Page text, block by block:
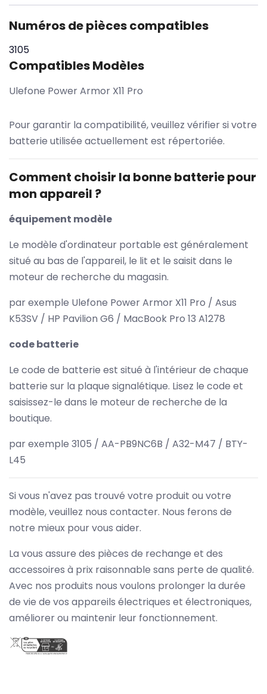
Numéros de pièces compatibles
3105
Compatibles Modèles
Ulefone Power Armor X11 Pro
Pour garantir la compatibilité, veuillez vérifier si votre
batterie utilisée actuellement est répertoriée.
Comment choisir la bonne batterie pour
mon appareil ?
équipement modèle
Le modèle d'ordinateur portable est généralement
situé au bas de l'appareil, le lit et le saisit dans le
moteur de recherche du magasin.
par exemple Ulefone Power Armor X11 Pro / Asus
K53SV / HP Pavilion G6 / MacBook Pro 13 A1278
code batterie
Le code de batterie est situé à l'intérieur de chaque
batterie sur la plaque signalétique. Lisez le code et
saisissez-le dans le moteur de recherche de la
boutique.
par exemple 3105 / AA-PB9NC6B / A32-M47 / BTY-
L45
Si vous n'avez pas trouvé votre produit ou votre
modèle, veuillez nous contacter. Nous ferons de
notre mieux pour vous aider.
La vous assure des pièces de rechange et des
accessoires à prix raisonnable sans perte de qualité.
Avec nos produits nous voulons prolonger la durée
de vie de vos appareils électriques et électroniques,
améliorer ou maintenir leur fonctionnement.